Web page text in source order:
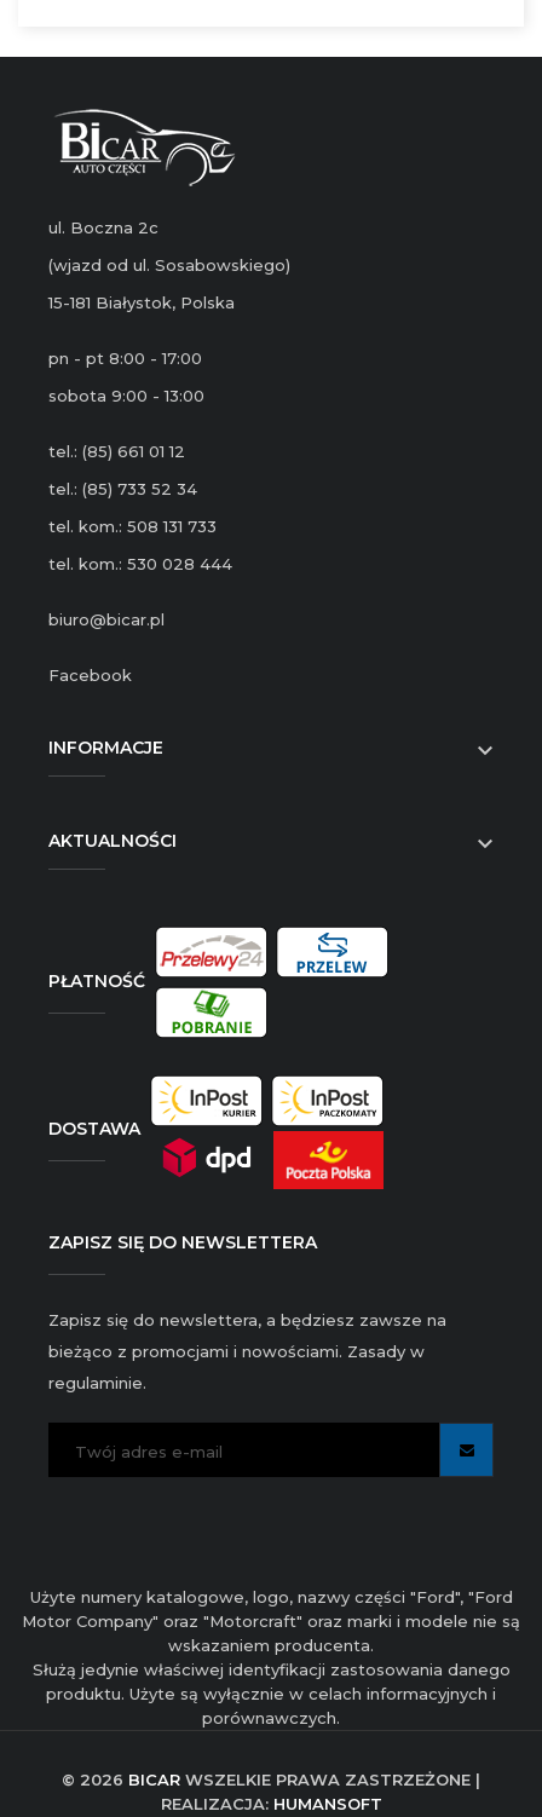
ul. Boczna 2c
(wjazd od ul. Sosabowskiego)
15-181 Białystok, Polska
pn - pt 8:00 - 17:00
sobota 9:00 - 13:00
tel.: (85) 661 01 12
tel.: (85) 733 52 34
tel. kom.: 508 131 733
tel. kom.: 530 028 444
biuro@bicar.pl
Facebook
INFORMACJE 
AKTUALNOŚCI 
PŁATNOŚĆ
DOSTAWA
ZAPISZ SIĘ DO NEWSLETTERA
Zapisz się do newslettera, a będziesz zawsze na
bieżąco z promocjami i nowościami. Zasady w
regulaminie.
Użyte numery katalogowe, logo, nazwy części "Ford", "Ford
Motor Company" oraz "Motorcraft" oraz marki i modele nie są
wskazaniem producenta.
Służą jedynie właściwej identyfikacji zastosowania danego
produktu. Użyte są wyłącznie w celach informacyjnych i
porównawczych.
© 2026 BICAR WSZELKIE PRAWA ZASTRZEŻONE |
REALIZACJA: HUMANSOFT